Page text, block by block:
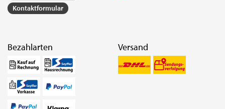
Kontaktformular
Bezahlarten Versand